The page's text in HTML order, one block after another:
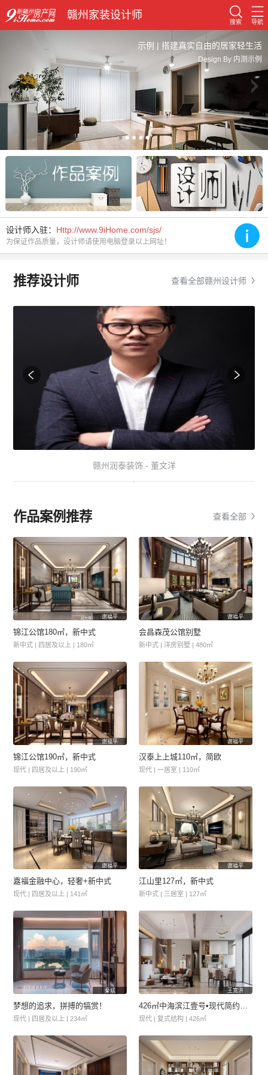
赣州家装设计师
搜索 导航
示例 | 搭建真实自由的居家轻生活
Design By 内测示例
设计师入驻： Http://www.9iHome.com/sjs/
为保证作品质量，设计师请使用电脑登录以上网址！
推荐设计师 查看全部赣州设计师
赣州润泰装饰 - 董文洋
作品案例推荐 查看全部
谢福平
锦江公馆180㎡，新中式
新中式 | 四居及以上 | 180㎡
谢福平
会昌森茂公馆别墅
新中式 | 洋房别墅 | 480㎡
谢福平
锦江公馆190㎡，新中式
现代 | 四居及以上 | 190㎡
谢福平
汉泰上上城110㎡，简欧
现代 | 一居室 | 110㎡
谢福平
嘉福金融中心，轻奢+新中式
现代 | 四居及以上 | 141㎡
谢福平
江山里127㎡，新中式
新中式 | 三居室 | 127㎡
秦斌
梦想的追求，拼搏的犒赏！
现代 | 四居及以上 | 234㎡
王宽洪
426㎡中海滨江壹号•现代简约风格
现代 | 复式结构 | 426㎡